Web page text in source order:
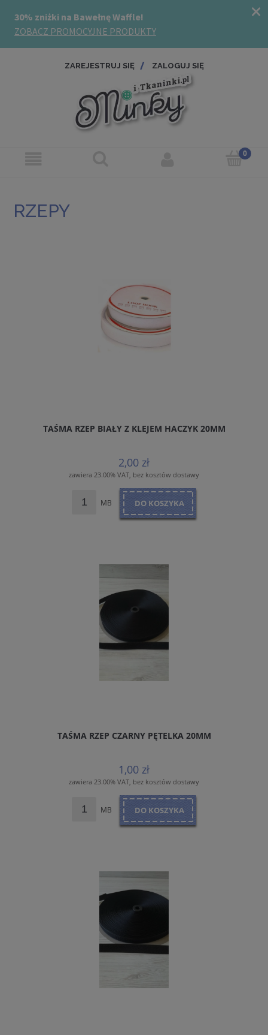
ZAREJESTRUJ SIĘ ZALOGUJ SIĘ
RZEPY
TAŚMA RZEP BIAŁY Z KLEJEM HACZYK 20MM
2,00 zł
zawiera 23.00% VAT, bez kosztów dostawy
MB DO KOSZYKA
TAŚMA RZEP CZARNY PĘTELKA 20MM
1,00 zł
zawiera 23.00% VAT, bez kosztów dostawy
MB DO KOSZYKA